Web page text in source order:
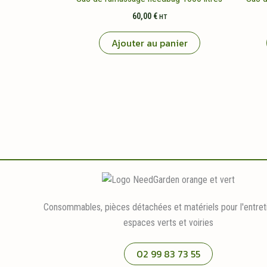
60,00 € HT
Ajouter au panier
Consommables, pièces détachées et matériels pour
espaces verts et voiries
02 99 83 73 55